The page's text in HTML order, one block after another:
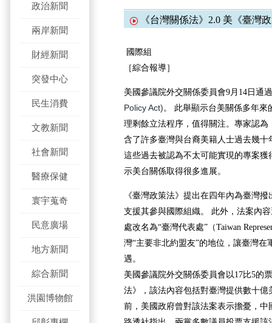
政治新聞
兩岸新聞
財經新聞
突發中心
民生消費
文教新聞
社會新聞
醫療保健
寰宇蒐奇
民意廣場
地方新聞
綜合新聞
洪園博物館
《台灣關係法》2.0 美《臺
國際組
［綜合報導］
美國參議院外交關係委員會9月14日通
Policy Act)。 此舉顯示台美關係多年
理剩餘立法程序，值得關注。專家認為
含了許多臺灣與台裔美籍人士過去幾
這些過去被認為不太可能實現的專案
示美台關係取得很多進展。
《臺灣政策法》提出在四年內為臺灣
支援其參與國際組織。 此外，法案內
處改名為“臺灣代表處”（Taiwan
灣“主要非北約盟友”的地位，讓臺灣在
遇。
美國參議院外交關係委員會以17比5的
法》，該法內容包括對臺灣提供數十
前，美國政府曾對該法案表示擔憂，中